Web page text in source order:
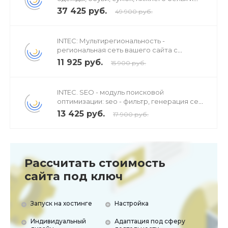
аксессуаров
37 425 руб. 49 900 руб.
INTEC: Мультирегиональность -
региональная сеть вашего сайта с
продвижением в поисковиках
11 925 руб. 15 900 руб.
INTEC. SEO - модуль поисковой
оптимизации: seo - фильтр, генерация сео
- текстов, H1, мета-тегов
13 425 руб. 17 900 руб.
Рассчитать стоимость
сайта под ключ
Запуск на хостинге
Индивидуальный
Настройка
Адаптация под сферу